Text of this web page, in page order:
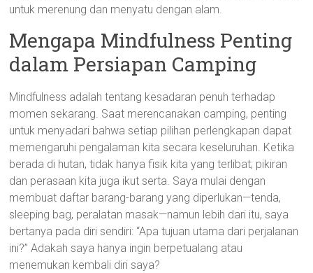
untuk merenung dan menyatu dengan alam.
Mengapa Mindfulness Penting
dalam Persiapan Camping
Mindfulness adalah tentang kesadaran penuh terhadap
momen sekarang. Saat merencanakan camping, penting
untuk menyadari bahwa setiap pilihan perlengkapan dapat
memengaruhi pengalaman kita secara keseluruhan. Ketika
berada di hutan, tidak hanya fisik kita yang terlibat; pikiran
dan perasaan kita juga ikut serta. Saya mulai dengan
membuat daftar barang-barang yang diperlukan—tenda,
sleeping bag, peralatan masak—namun lebih dari itu, saya
bertanya pada diri sendiri: “Apa tujuan utama dari perjalanan
ini?” Adakah saya hanya ingin berpetualang atau
menemukan kembali diri saya?